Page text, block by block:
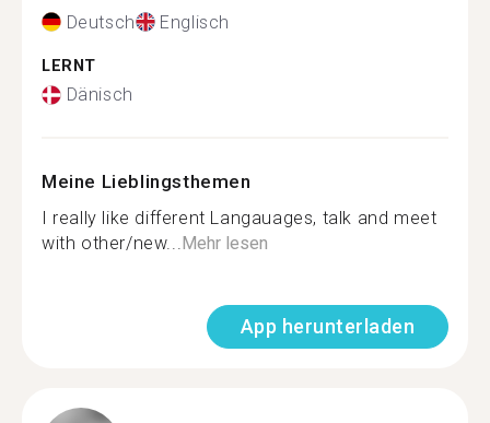
Deutsch Englisch
LERNT
Dänisch
Meine Lieblingsthemen
I really like different Langauages, talk and meet
with other/new...Mehr lesen
App herunterladen